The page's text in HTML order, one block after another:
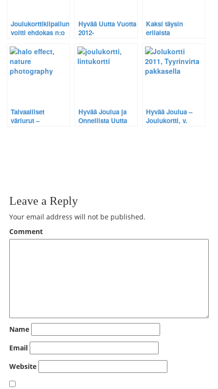
Joulukorttikilpailun
voitti ehdokas n:o
Hyvää Uutta Vuotta
2012-
Kaksi täysin
erilaista
ja talvimaisema.
Taivaalliset
väriurut –
Hyvää Joulua ja
Onnellista Uutta
Hyvää Joulua –
Joulukortti, v.
Leave a Reply
Your email address will not be published.
Comment
Name
Email
Website